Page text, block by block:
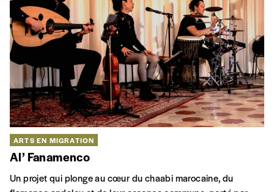
ARTS EN MIGRATION
Al’ Fanamenco
Un projet qui plonge au cœur du chaabi marocaine, du